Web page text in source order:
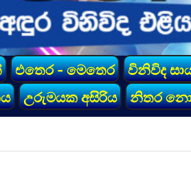
එතෙර - මෙතෙර විනිවිද
උරුමයක අසිරිය නිතර